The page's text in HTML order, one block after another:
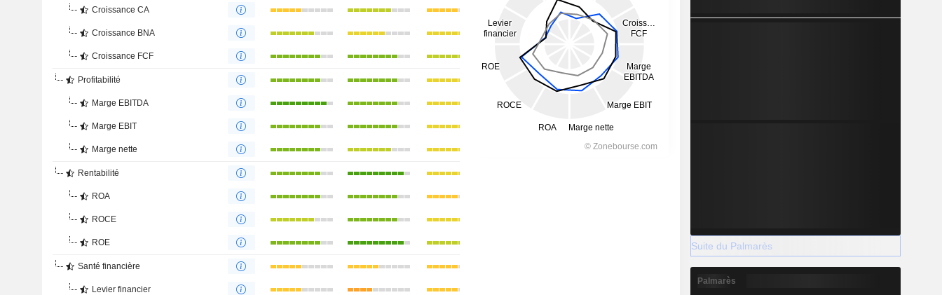
Croissance CA
Croissance BNA
Croissance FCF
Profitabilité
Marge EBITDA
Marge EBIT
Marge nette
Rentabilité
ROA
ROCE
ROE
Santé financière
Levier financier
Suite du Palmarès
Palmarès